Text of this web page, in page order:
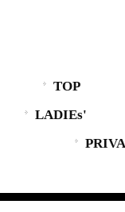
TOP
LADIEs'